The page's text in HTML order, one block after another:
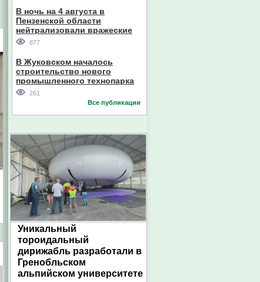
В ночь на 4 августа в
Пензенской области
нейтрализовали вражеские
дроны
877
В Жуковском началось
строительство нового
промышленного технопарка
261
Все публикации
Уникальный
тороидальный
дирижабль разработали в
Гренобльском
альпийском университете